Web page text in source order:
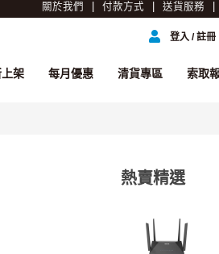
關於我們 付款方式 送貨服務
登入 / 註冊
索取
清貨專區
每月優惠
架
熱賣精選